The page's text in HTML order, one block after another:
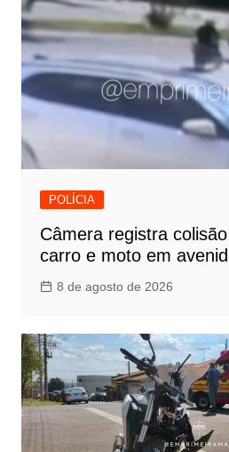
POLÍCIA
Câmera registra
carro e moto em
8 de agosto de 2026